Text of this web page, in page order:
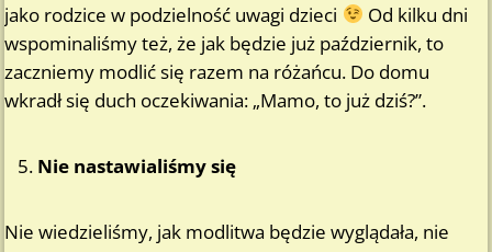
jako rodzice w podzielność uwagi dzieci
Od kilku dni
wspominaliśmy też, że jak będzie już październik, to
zaczniemy modlić się razem na różańcu. Do domu
wkradł się duch oczekiwania: „Mamo, to już dziś?”.
Nie nastawialiśmy się
Nie wiedzieliśmy, jak modlitwa będzie wyglądała, nie